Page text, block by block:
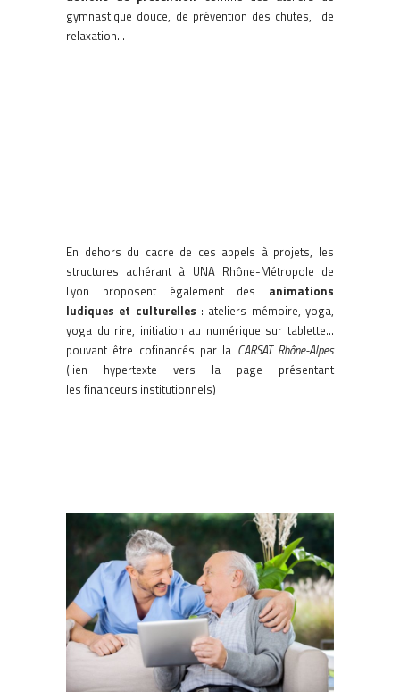
gymnastique douce, de prévention des chutes, de
relaxation…
En dehors du cadre de ces appels à projets, les
structures adhérant à UNA Rhône-Métropole de
Lyon proposent également des animations
ludiques et culturelles : ateliers mémoire, yoga,
yoga du rire, initiation au numérique sur tablette…
pouvant être cofinancés par la CARSAT Rhône-Alpes
(lien hypertexte vers la page présentant
les financeurs institutionnels)